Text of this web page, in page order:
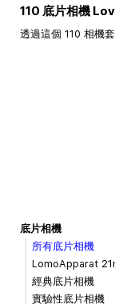
110 底片相機
透過這個 110 相機
底片相機
所有底片相機
LomoApparat
經典底片相機
實驗性底片相機